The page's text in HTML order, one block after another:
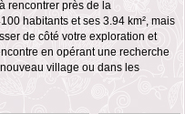
rencontrer près de la
habitants et ses 3.94 km², mais
de côté votre exploration et
en opérant une recherche
village ou dans les